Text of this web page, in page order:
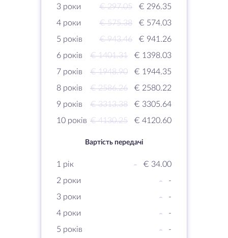
3 роки
€ 297.05
€ 296.35
4 роки
€ 575.38
€ 574.03
5 років
€ 943.46
€ 941.26
6 років
€ 1401.31
€ 1398.03
7 років
€ 1948.90
€ 1944.35
8 років
€ 2586.26
€ 2580.22
9 років
€ 3313.38
€ 3305.64
10 років € 4130.25 € 4120.60
Вартість передачі
1 рік -
€ 34.00
2 роки
-
-
3 роки
-
-
4 роки
-
-
5 років
-
-